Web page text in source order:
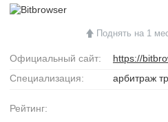
Поднять на 1
Официальный сайт:
https://
Специализация:
арбитраж
Рейтинг: